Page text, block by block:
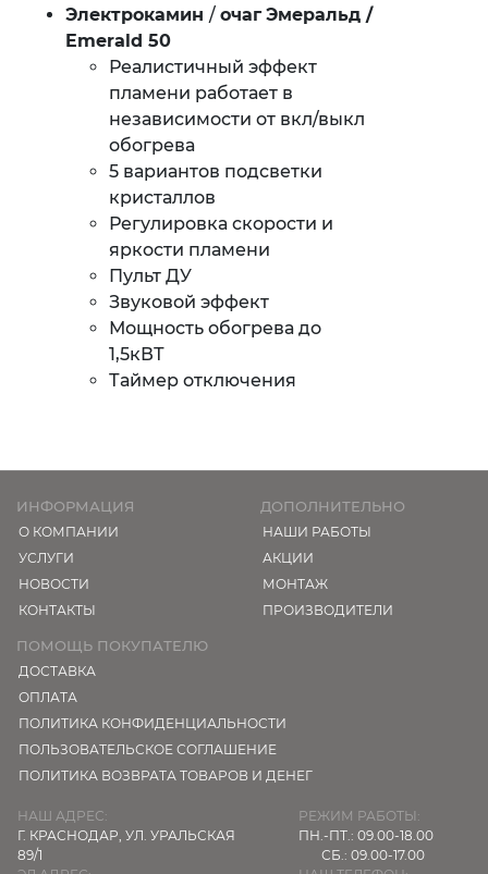
Электрокамин / очаг Эмеральд /
Emerald ​50
Реалистичный эффект
пламени работает в
независимости от вкл/выкл
обогрева
5 вариантов подсветки
кристаллов
Регулировка скорости и
яркости пламени
Пульт ДУ
Звуковой эффект
Мощность обогрева до
1,5кВТ
Таймер отключения
ИНФОРМАЦИЯ
О КОМПАНИИ
УСЛУГИ
НОВОСТИ
КОНТАКТЫ
ДОПОЛНИТЕЛЬНО
НАШИ РАБОТЫ
АКЦИИ
МОНТАЖ
ПРОИЗВОДИТЕЛИ
ПОМОЩЬ ПОКУПАТЕЛЮ
ДОСТАВКА
ОПЛАТА
ПОЛИТИКА КОНФИДЕНЦИАЛЬНОСТИ
ПОЛЬЗОВАТЕЛЬСКОЕ СОГЛАШЕНИЕ
ПОЛИТИКА ВОЗВРАТА ТОВАРОВ И ДЕНЕГ
НАШ АДРЕС:
Г. КРАСНОДАР, УЛ. УРАЛЬСКАЯ
89/1
РЕЖИМ РАБОТЫ:
ПН.-ПТ.: 09.00-18.00
СБ.: 09.00-17.00